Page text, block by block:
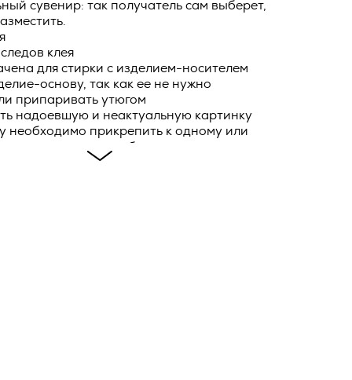
сувенир: так получатель сам выберет,
клея
для стирки с изделием-носителем
основу, так как ее не нужно
припаривать утюгом
надоевшую и неактуальную картинку
необходимо прикрепить к одному или
в заказе, добавьте нанесение
элементов» и сделайте его
Оферты,
и
и
и
ко